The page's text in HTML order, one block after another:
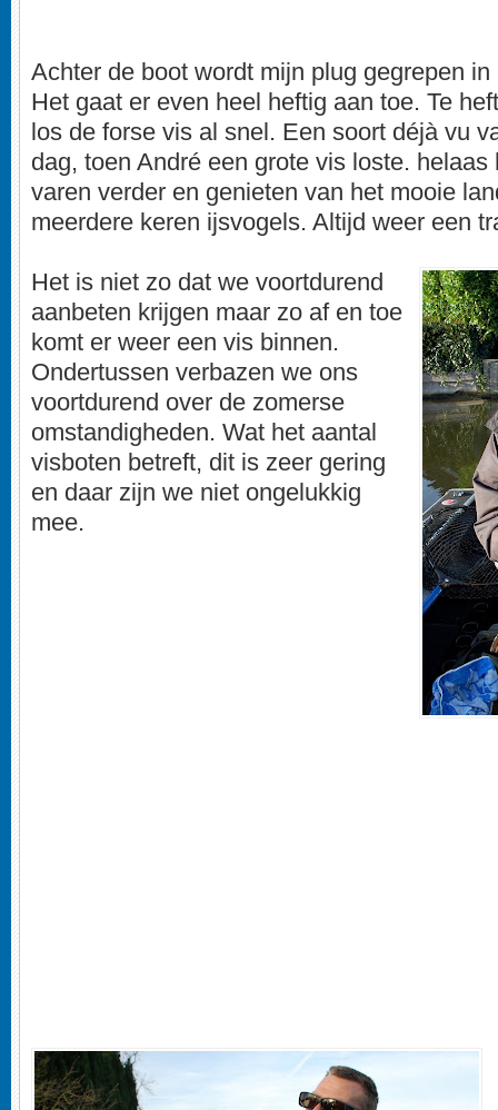
Achter de boot wordt mijn plug gegrepen
Het gaat er even heel heftig aan toe. Te
los de forse vis al snel. Een soort déjà vu
dag, toen André een grote vis loste.
varen verder en genieten van het mooie
meerdere keren ijsvogels. Altijd weer een
Het is niet zo dat we voortdurend
aanbeten krijgen maar zo af en toe
komt er weer een vis binnen.
Ondertussen verbazen we ons
voortdurend over de zomerse
omstandigheden. Wat het aantal
visboten betreft, dit is zeer gering
en daar zijn we niet ongelukkig
mee.